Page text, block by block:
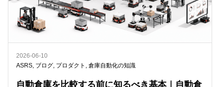
2026-06-10
ASRS, ブログ, プロダクト , 倉庫自動化の知識
自動倉庫を比較する前に知るべき基本｜自動倉